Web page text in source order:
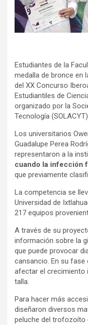
Estudiantes de la
medalla de bronce en
del XX Concurso
Estudiantiles de
organizado por la
Tecnología
Los universitarios
Guadalupe Perea
representaron a la
cuando la infección
que previamente
La competencia se
Universidad de
217 equipos
A través de su
información sobre la
que puede provocar
cansancio. En su fase
afectar el crecimiento
talla.
Para hacer más
diseñaron diversos
peluche del trofozoíto